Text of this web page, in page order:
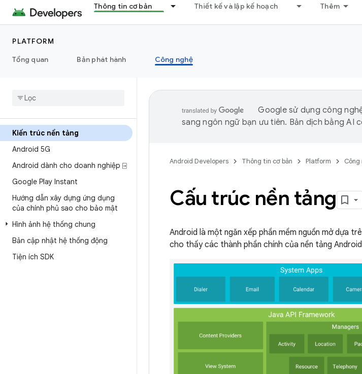
Thông tin cơ bản Thiết kế và lập kế hoạch Thêm
PLATFORM
Tổng quan
Bản phát hành Công nghệ
Kiến trúc nền tảng
Android 5G
Android dành cho doanh nghiệp ⍈
Google Play Instant
Hướng dẫn xây dựng ứng dụng
của chính phủ sao cho bảo mật
Hình ảnh hệ thống chung
Bản cập nhật hệ thống động
Tiện ích SDK
Google sử dụng công
sang ngôn ngữ bạn ưu tiên. Bản dịch bằng AI
Android Developers Thông tin cơ bản Platform Công
Cấu trúc nền tảng
Android là một ngăn xếp phần mềm nguồn mở dựa
cho thấy các thành phần chính của nền tảng